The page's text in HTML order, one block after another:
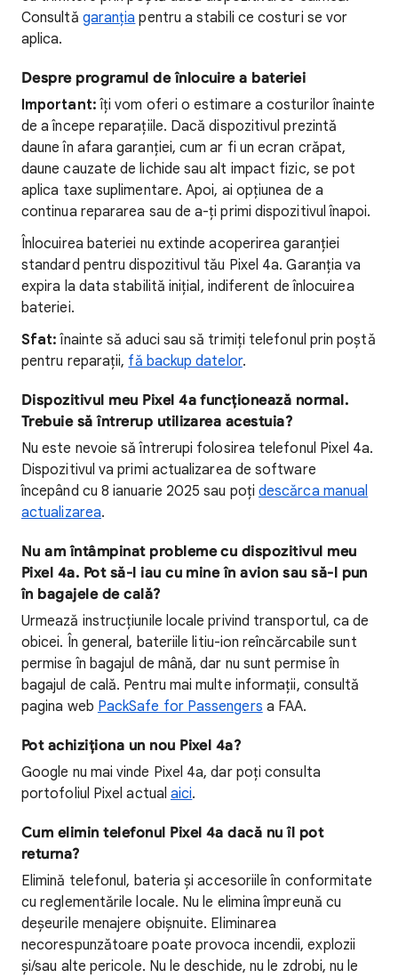
Consultă garanția pentru a stabili ce costuri se vor
aplica.
Despre programul de înlocuire a bateriei
Important: îți vom oferi o estimare a costurilor înainte
de a începe reparațiile. Dacă dispozitivul prezintă
daune în afara garanției, cum ar fi un ecran crăpat,
daune cauzate de lichide sau alt impact fizic, se pot
aplica taxe suplimentare. Apoi, ai opțiunea de a
continua repararea sau de a-ți primi dispozitivul înapoi.
Înlocuirea bateriei nu extinde acoperirea garanției
standard pentru dispozitivul tău Pixel 4a. Garanția va
expira la data stabilită inițial, indiferent de înlocuirea
bateriei.
Sfat: înainte să aduci sau să trimiți telefonul prin poștă
pentru reparații, fă backup datelor.
Dispozitivul meu Pixel 4a funcționează normal.
Trebuie să întrerup utilizarea acestuia?
Nu este nevoie să întrerupi folosirea telefonul Pixel 4a.
Dispozitivul va primi actualizarea de software
începând cu 8 ianuarie 2025 sau poți descărca manual
actualizarea.
Nu am întâmpinat probleme cu dispozitivul meu
Pixel 4a. Pot să-l iau cu mine în avion sau să-l pun
în bagajele de cală?
Urmează instrucțiunile locale privind transportul, ca de
obicei. În general, bateriile litiu-ion reîncărcabile sunt
permise în bagajul de mână, dar nu sunt permise în
bagajul de cală. Pentru mai multe informații, consultă
pagina web PackSafe for Passengers a FAA.
Pot achiziționa un nou Pixel 4a?
Google nu mai vinde Pixel 4a, dar poți consulta
portofoliul Pixel actualaici.
Cum elimin telefonul Pixel 4a dacă nu îl pot
returna?
Elimină telefonul, bateria și accesoriile în conformitate
cu reglementările locale. Nu le elimina împreună cu
deșeurile menajere obișnuite. Eliminarea
necorespunzătoare poate provoca incendii, explozii
și/sau alte pericole. Nu le deschide, nu le zdrobi, nu le